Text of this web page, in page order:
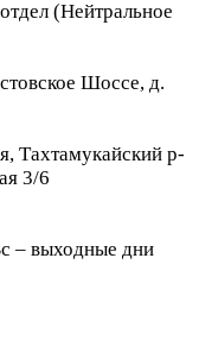
(Нейтральное
Шоссе, д.
Тахтамукайский р-
3/6
– выходные дни